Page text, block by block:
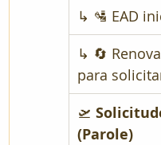
↳ 🛂 EAD
↳ 🔄
para
🛫
(Parole)